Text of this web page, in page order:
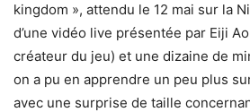
kingdom », attendu le 12 mai sur la
d’une vidéo live présentée par Eiji
créateur du jeu) et une dizaine de
on a pu en apprendre un peu plus
avec une surprise de taille